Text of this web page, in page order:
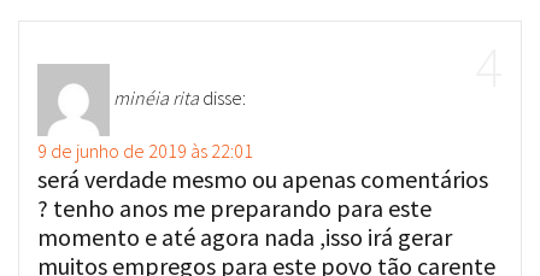
9 de junho de 2019 às 22:01
será verdade mesmo ou apenas comentários
? tenho anos me preparando para este
momento e até agora nada ,isso irá gerar
muitos empregos para este povo tão carente
de alexânia .